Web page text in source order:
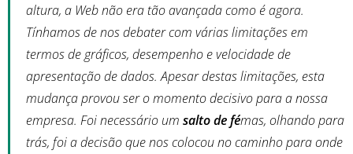
altura, a Web não era tão avançada como é agora.
Tínhamos de nos debater com várias limitações em
termos de gráficos, desempenho e velocidade de
apresentação de dados. Apesar destas limitações, esta
mudança provou ser o momento decisivo para a nossa
empresa. Foi necessário um salto de fémas, olhando para
trás, foi a decisão que nos colocou no caminho para onde